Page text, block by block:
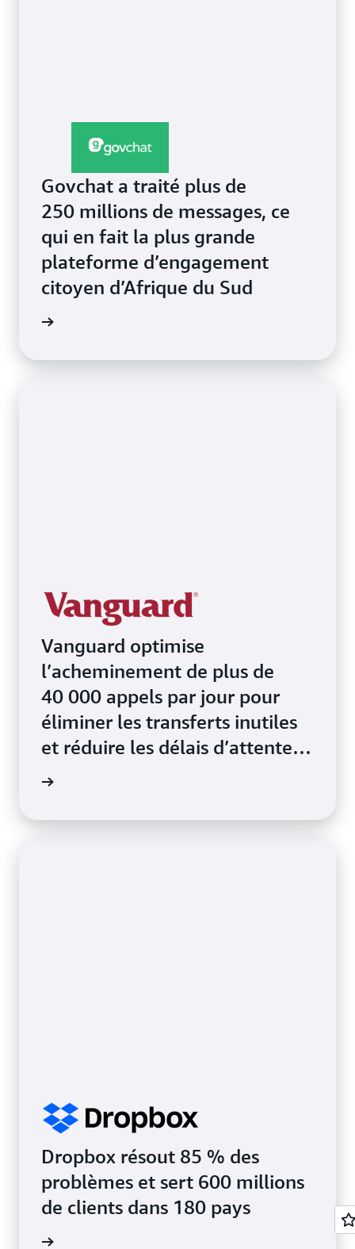
Govchat a traité plus de
250 millions de messages, ce
qui en fait la plus grande
plateforme d’engagement
citoyen d’Afrique du Sud
Vanguard optimise
l’acheminement de plus de
40 000 appels par jour pour
éliminer les transferts inutiles
et réduire les délais d’attente
et de résolution dès le premier
Dropbox résout 85 % des
problèmes et sert 600 millions
de clients dans 180 pays